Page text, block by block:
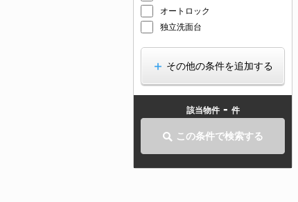
オートロック
独立洗面台
その他の条件を追加する
該当物件 - 件
この条件で検索する